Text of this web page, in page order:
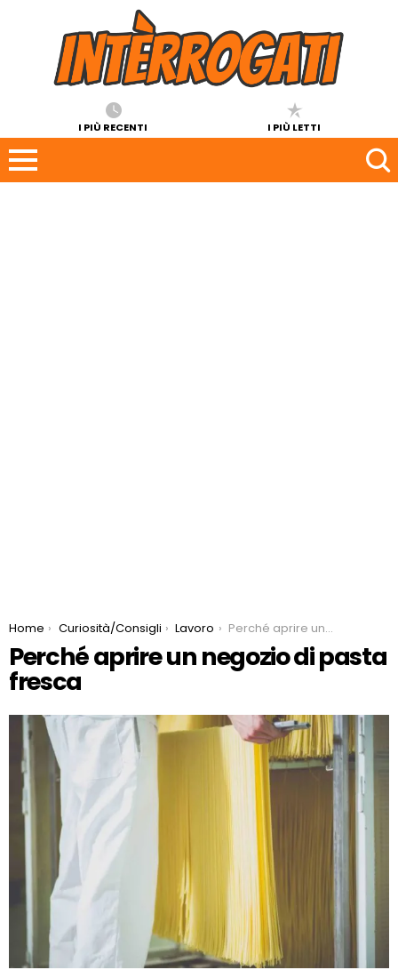
I PIÙ RECENTI I PIÙ LETTI
You are here:
Home Curiosità/Consigli Lavoro Perché aprire un negozio di pasta fresca
Perché aprire un negozio di pasta
fresca